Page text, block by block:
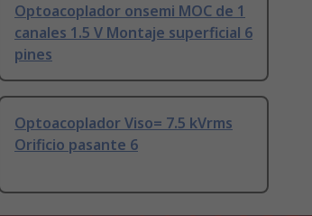
Optoacoplador onsemi MOC de 1
canales 1.5 V Montaje superficial 6
pines
Optoacoplador Viso= 7.5 kVrms
Orificio pasante 6